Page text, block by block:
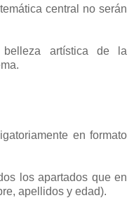
central no serán
artística de la
en formato
los apartados que en
apellidos y edad).